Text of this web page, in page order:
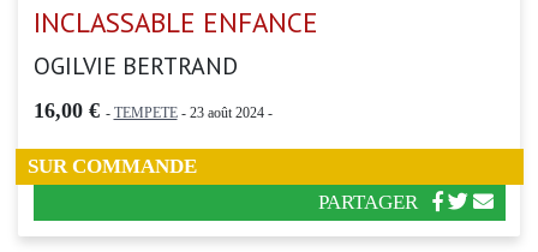
INCLASSABLE ENFANCE
OGILVIE BERTRAND
16,00 € - TEMPETE- 23 août 2024 -
SUR COMMANDE
PARTAGER